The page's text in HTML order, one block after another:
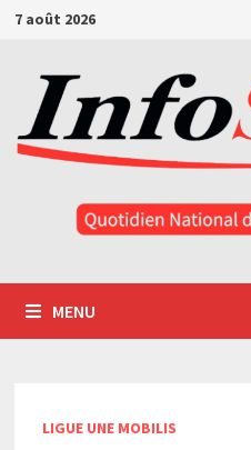
Passer
contenu
7 août 2026
MENU
LIGUE UNE MOBILIS